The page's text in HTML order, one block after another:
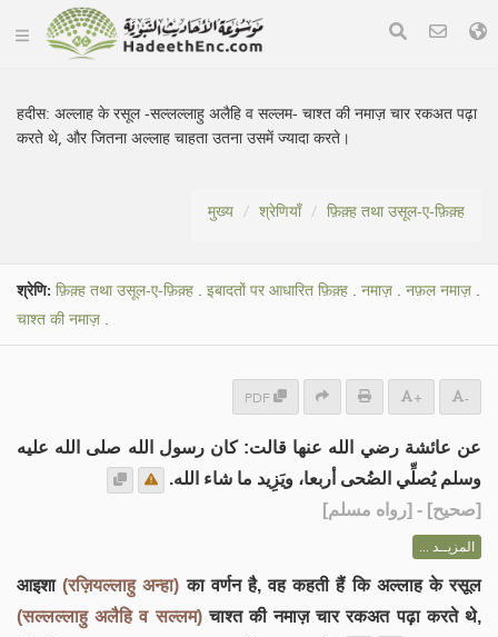
हदीस:अल्लाह के रसूल -सल्लल्लाहु अलैहि व सल्लम- चाश्त की नमाज़ चार रकअत पढ़ा
करते थे, और जितना अल्लाह चाहता उतना उसमें ज्यादा करते।
मुख्य श्रेणियाँ फ़िक़्ह तथा उसूल-ए-फ़िक़्ह
श्रेणि: फ़िक़्ह तथा उसूल-ए-फ़िक़्ह . इबादतों पर आधारित फ़िक़्ह . नमाज़ . नफ़ल नमाज़ .
चाश्त की नमाज़ .
PDF + -
عن عائشة رضي الله عنها قالت: كان رسول الله صلى الله عليه
وسلم يُصلِّي الضُحى أربعا، ويَزِيد ما شاء الله.
[صحيح] - [رواه مسلم]
المزيــد ...
आइशा(रज़ियल्लाहु अन्हा) का वर्णन है, वह कहती हैं कि अल्लाह के रसूल
(सल्लल्लाहु अलैहि व सल्लम)चाश्त की नमाज़ चार रकअत पढ़ा करते थे,